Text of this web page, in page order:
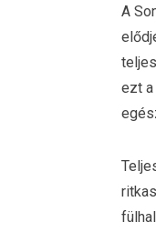
A
ezt a